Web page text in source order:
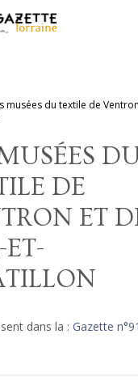
musées du textile de
DE
ET
dans la : Gazette n°91